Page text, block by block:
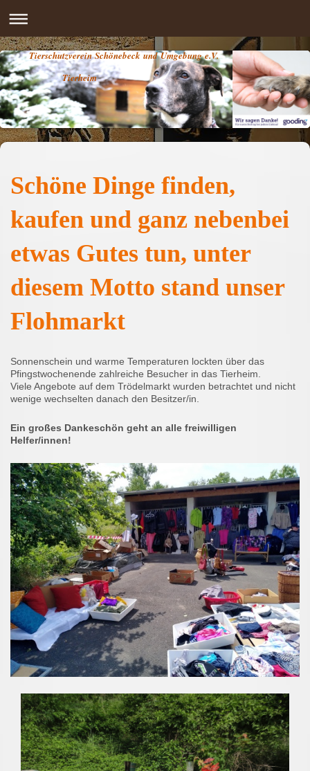
Tierschutzverein Schönebeck und Umgebung e.V.
Tierheim
Schöne Dinge finden,
kaufen und ganz nebenbei
etwas Gutes tun, unter
diesem Motto stand unser
Flohmarkt
Sonnenschein und warme Temperaturen lockten über das
Pfingstwochenende zahlreiche Besucher in das Tierheim.
Viele Angebote auf dem Trödelmarkt wurden betrachtet und nicht
wenige wechselten danach den Besitzer/in.
Ein großes Dankeschön geht an alle freiwilligen
Helfer/innen!